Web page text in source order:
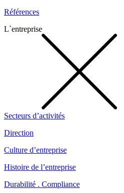
Références
L`entreprise
Secteurs d’activités
Direction
Culture d’entreprise
Histoire de l’entreprise
Durabilité . Compliance